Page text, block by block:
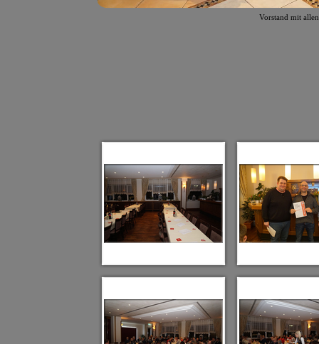
Vorstand mit